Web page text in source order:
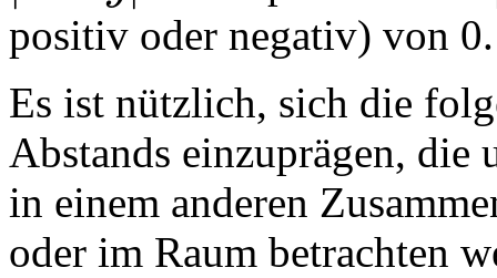
positiv oder negativ) von 0.
Es ist nützlich, sich die
Abstands einzuprägen, die
in einem anderen
oder im Raum betrachten